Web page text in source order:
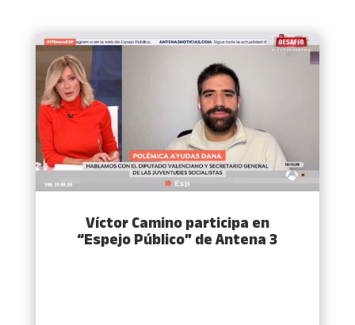
Víctor Camino participa en
“Espejo Público” de Antena 3